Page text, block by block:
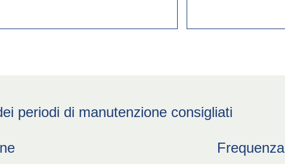
periodi di manutenzione consigliati
Frequenza